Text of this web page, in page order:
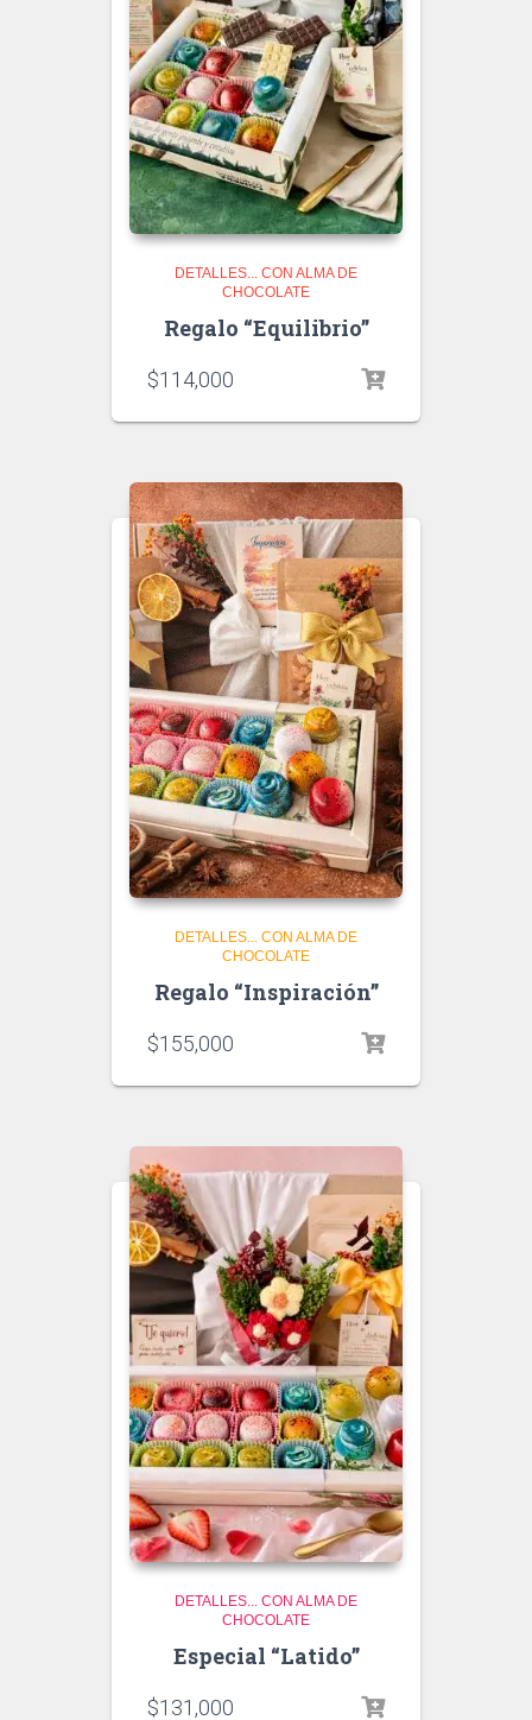
DETALLES... CON ALMA DE
CHOCOLATE
Regalo “Equilibrio”
$114,000
DETALLES... CON ALMA DE
CHOCOLATE
Regalo “Inspiración”
$155,000
DETALLES... CON ALMA DE
CHOCOLATE
Especial “Latido”
$131,000